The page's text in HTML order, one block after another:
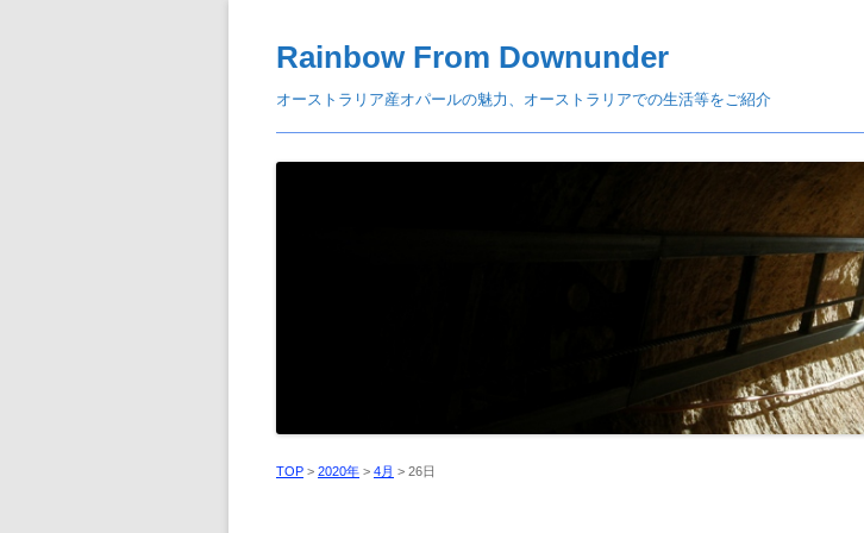
Rainbow From Downunder
オーストラリア産オパールの魅力、オーストラリアでの生活等をご紹介
TOP > 2020年 > 4月 > 26日